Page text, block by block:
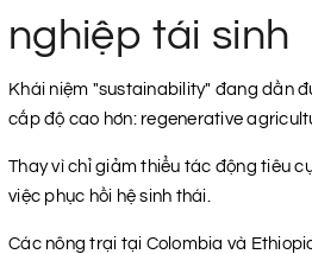
nghiệp tái sinh
Khái niệm "sustainability" đang dần
cấp độ cao hơn: regenerative
Thay vì chỉ giảm thiểu tác động tiêu
việc phục hồi hệ sinh thái.
Các nông trại tại Colombia và